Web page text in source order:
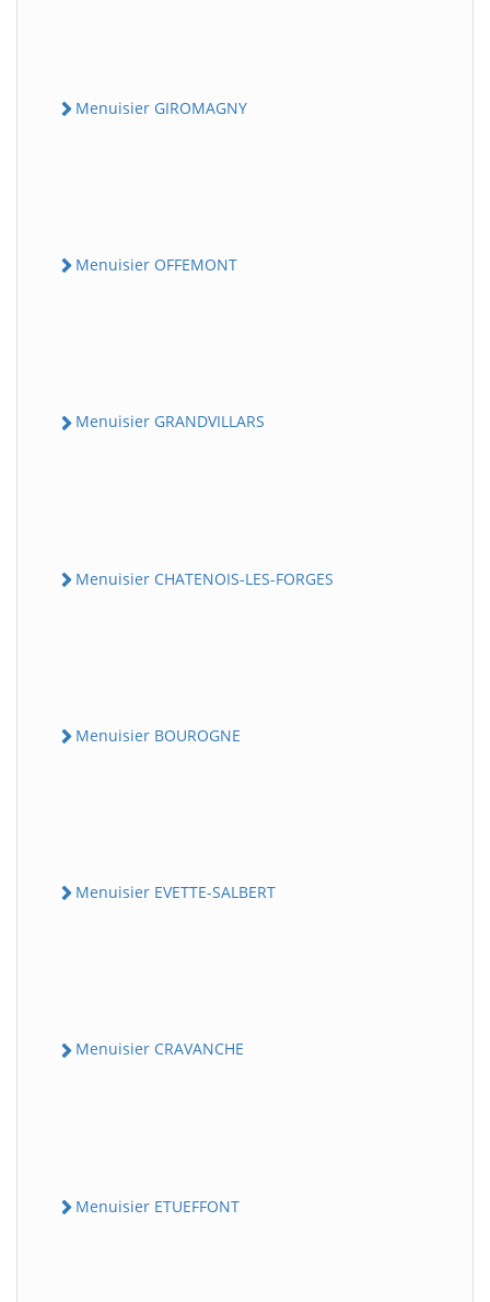
Menuisier GIROMAGNY
Menuisier OFFEMONT
Menuisier GRANDVILLARS
Menuisier CHATENOIS-LES-FORGES
Menuisier BOUROGNE
Menuisier EVETTE-SALBERT
Menuisier CRAVANCHE
Menuisier ETUEFFONT